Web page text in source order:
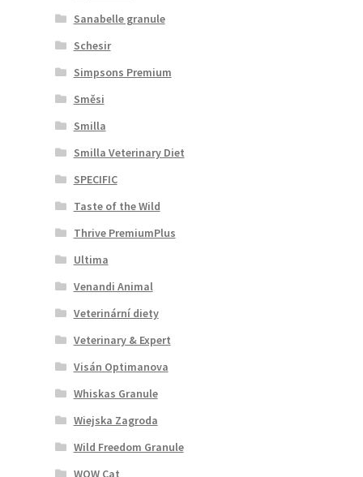
Sanabelle granule
Schesir
Simpsons Premium
Směsi
Smilla
Smilla Veterinary Diet
SPECIFIC
Taste of the Wild
Thrive PremiumPlus
Ultima
Venandi Animal
Veterinární diety
Veterinary & Expert
Visán Optimanova
Whiskas Granule
Wiejska Zagroda
Wild Freedom Granule
WOW Cat